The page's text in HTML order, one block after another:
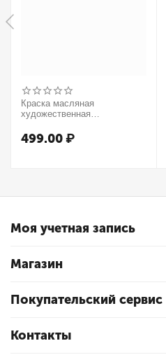
Краска масляная
художественная
37мл, туба, оранжевый
499.00₽
Моя учетная запись
Магазин
Покупательский сервис
Контакты